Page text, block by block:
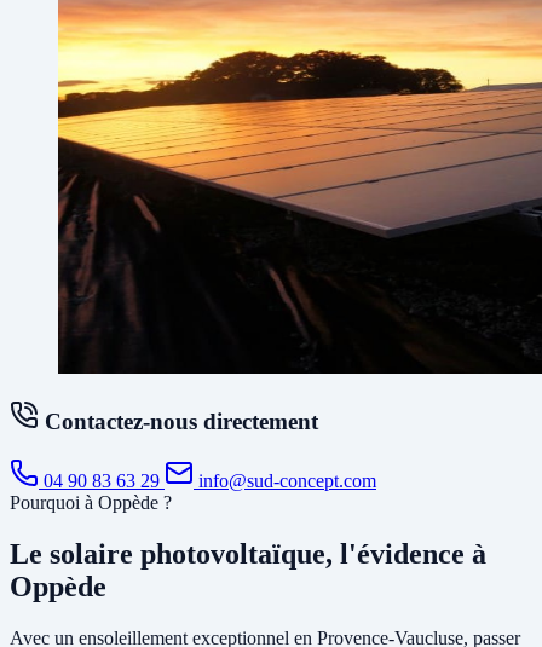
Contactez-nous directement
04 90 83 63 29
info@sud-concept.com
Pourquoi à Oppède ?
Le solaire photovoltaïque, l'évidence à
Oppède
Avec un ensoleillement exceptionnel en Provence-Vaucluse, passer